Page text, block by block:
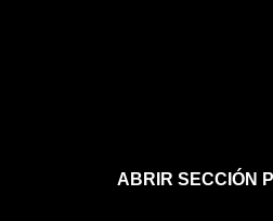
ABRIR SECCIÓN